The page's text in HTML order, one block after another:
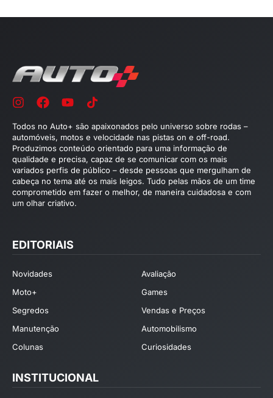
Todos no Auto+ são apaixonados pelo universo sobre rodas –
automóveis, motos e velocidade nas pistas on e off-road.
Produzimos conteúdo orientado para uma informação de
qualidade e precisa, capaz de se comunicar com os mais
variados perfis de público – desde pessoas que mergulham de
cabeça no tema até os mais leigos. Tudo pelas mãos de um time
comprometido em fazer o melhor, de maneira cuidadosa e com
um olhar criativo.
EDITORIAIS
Novidades
Avaliação
Moto+
Games
Segredos
Vendas e Preços
Manutenção
Automobilismo
Colunas
Curiosidades
INSTITUCIONAL